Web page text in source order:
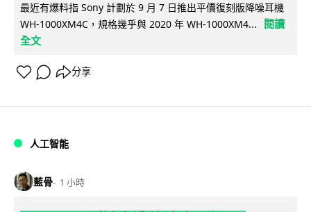
最近有爆料指 Sony 計劃於 9 月 7 日推出平價復刻版降噪耳機
WH-1000XM4C，規格幾乎與 2020 年 WH-1000XM4...
閱讀
全文
分享
人工智能
藍骨 1 小時